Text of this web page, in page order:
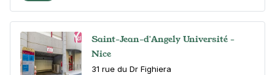
Saint-Jean-d'Angely Université -
Nice
31 rue du Dr Fighiera